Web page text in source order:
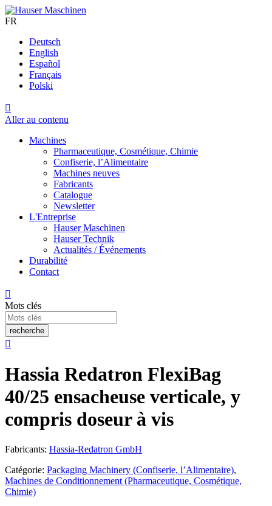
FR
Deutsch
English
Español
Français
Polski

Aller au contenu
Machines
Pharmaceutique, Cosmétique, Chimie
Confiserie, l’Alimentaire
Machines neuves
Fabricants
Catalogue
Newsletter
L'Entreprise
Hauser Maschinen
Hauser Technik
Actualités / Événements
Durabilité
Contact

Mots clés
recherche

Hassia Redatron FlexiBag
40/25 ensacheuse verticale, y
compris doseur à vis
Fabricants: Hassia-Redatron GmbH
Catégorie: Packaging Machinery (Confiserie, l’Alimentaire),
Machines de Conditionnement (Pharmaceutique, Cosmétique,
Chimie)